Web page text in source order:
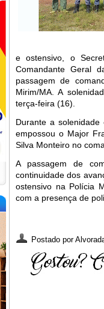
e ostensivo, o
Comandante Geral
passagem de
Mirim/MA. A
terça-feira (16).
Durante a
empossou o Major
Silva Monteiro no
A passagem de
continuidade dos
ostensivo na Polícia
com a presença de
Postado por